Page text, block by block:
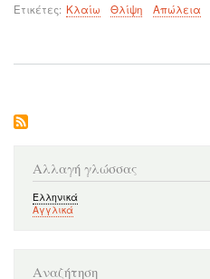
Ετικέτες Κλαίω Θλίψη Απώλεια
Αλλαγή γλώσσας
Ελληνικά
Αγγλικά
Αναζήτηση